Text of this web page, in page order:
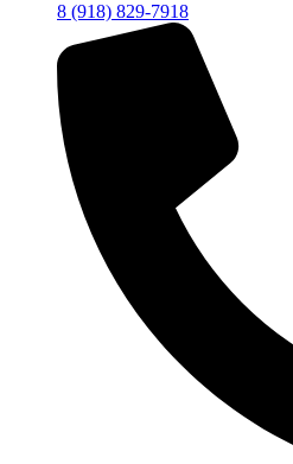
8 (918) 829-7918